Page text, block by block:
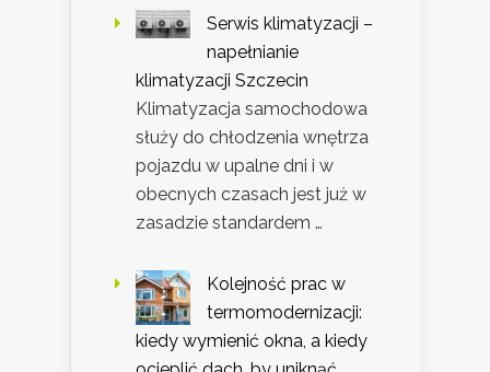
Serwis klimatyzacji –
napełnianie
klimatyzacji Szczecin
Klimatyzacja samochodowa
służy do chłodzenia wnętrza
pojazdu w upalne dni i w
obecnych czasach jest już w
zasadzie standardem …
Kolejność prac w
termomodernizacji:
kiedy wymienić okna, a kiedy